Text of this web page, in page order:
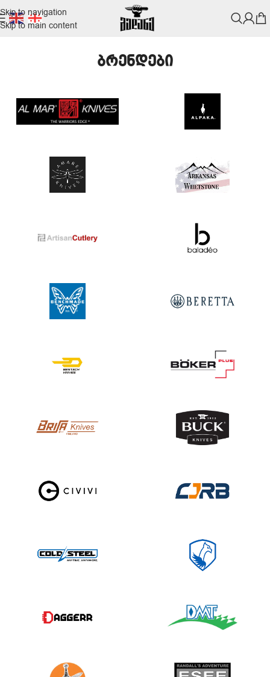
Skip to navigation
Skip to main content
ბრენდები